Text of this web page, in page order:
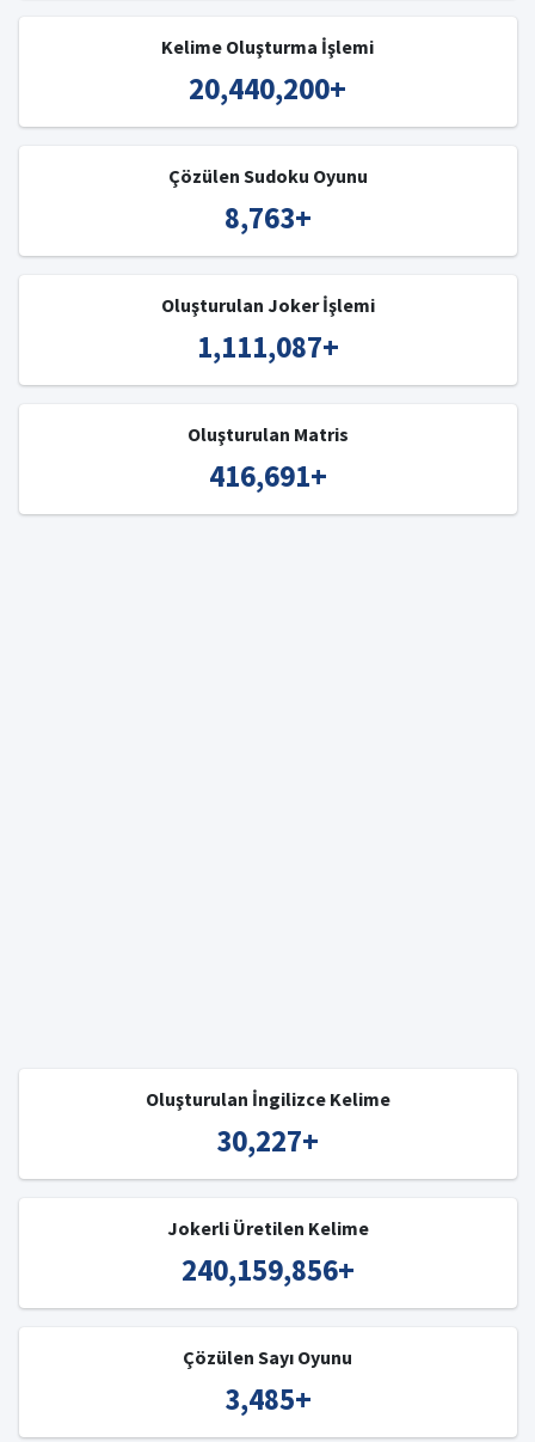
Kelime Oluşturma İşlemi
20,440,200+
Çözülen Sudoku Oyunu
8,763+
Oluşturulan Joker İşlemi
1,111,087+
Oluşturulan Matris
416,691+
Oluşturulan İngilizce Kelime
30,227+
Jokerli Üretilen Kelime
240,159,856+
Çözülen Sayı Oyunu
3,485+